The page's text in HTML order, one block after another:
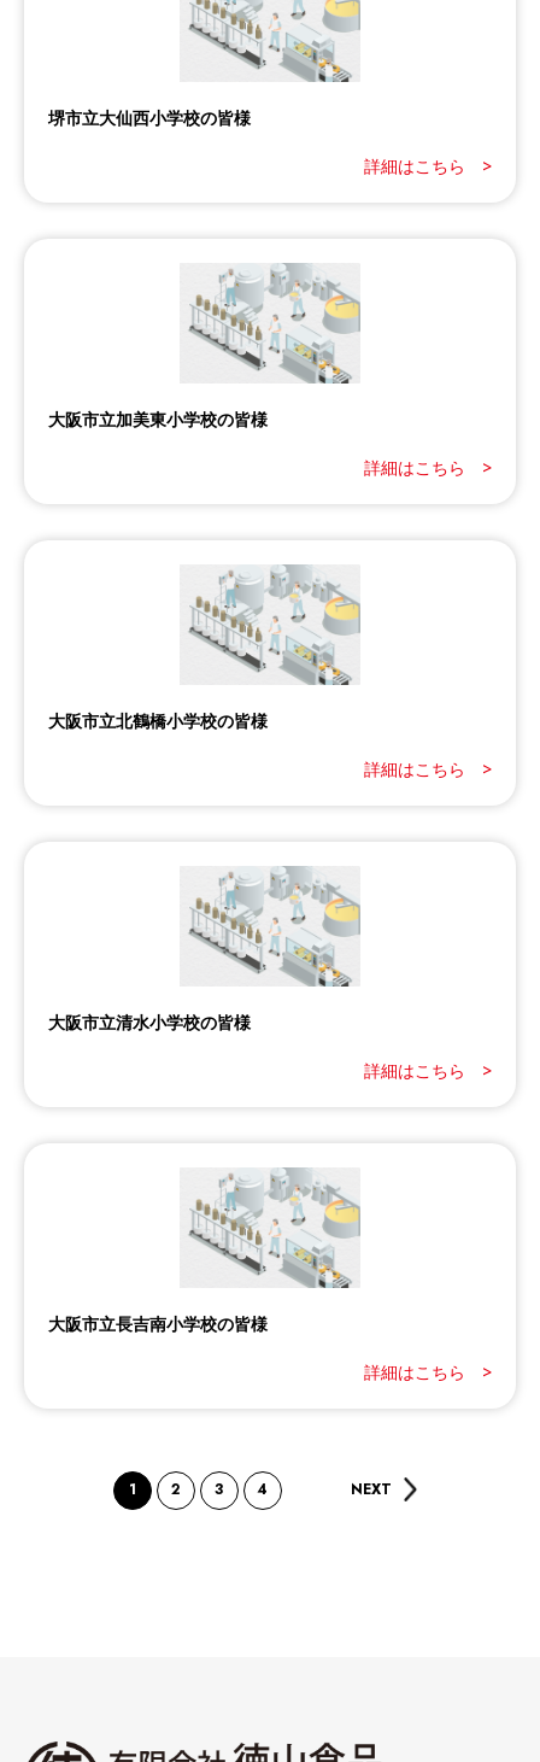
堺市立大仙西小学校の皆様
詳細はこちら >
大阪市立加美東小学校の皆様
詳細はこちら >
大阪市立北鶴橋小学校の皆様
詳細はこちら >
大阪市立清水小学校の皆様
詳細はこちら >
大阪市立長吉南小学校の皆様
詳細はこちら >
1 2 3 4 NEXT